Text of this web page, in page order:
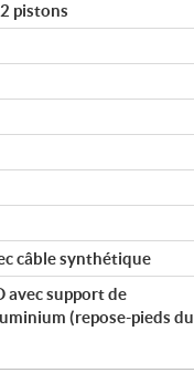
pistons
câble synthétique
avec support de
(repose-pieds du